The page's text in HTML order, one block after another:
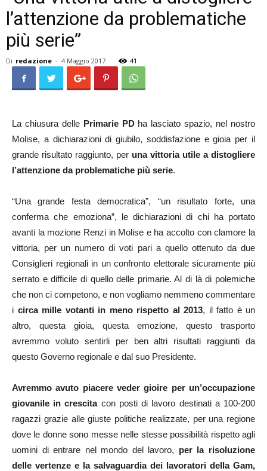
l’attenzione da problematiche
più serie”
Di redazione - 4 Maggio 2017 41
La chiusura delle Primarie PDha lasciato spazio, nel nostro
Molise, a dichiarazioni di giubilo, soddisfazione e gioia per il
grande risultato raggiunto, per una vittoria utile a distogliere
l’attenzione da problematiche più serie.
“Una grande festa democratica”, “un risultato forte, una
conferma che emoziona”, le dichiarazioni di chi ha portato
avanti la mozione Renzi in Molise e ha accolto con clamore la
vittoria, per un numero di voti pari a quello ottenuto da due
Consiglieri regionali in un confronto elettorale sicuramente più
serrato e difficile di quello delle primarie. Al di là di polemiche
che non ci competono, e non vogliamo nemmeno commentare
i circa mille votanti in meno rispetto al 2013, il fatto è un
altro, questa gioia, questa emozione, questo trasporto
avremmo voluto sentirli per ben altri risultati raggiunti da
questo Governo regionale e dal suo Presidente.
Avremmo avuto piacere veder gioire per un’occupazione
giovanile in crescitacon posti di lavoro destinati a 100-200
ragazzi grazie alle giuste politiche realizzate, per una regione
dove le donne sono messe nelle stesse possibilità rispetto agli
uomini di entrare nel mondo del lavoro, per la risoluzione
delle vertenze e la salvaguardia dei lavoratori della Gam,